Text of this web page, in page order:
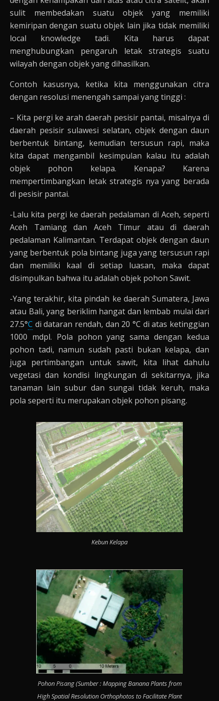
sulit membedakan suatu objek yang memiliki
kemiripan dengan suatu objek lain jika tidak memiliki
local knowledge tadi. Kita harus dapat
menghubungkan pengaruh letak strategis suatu
wilayah dengan objek yang dihasilkan.
Contoh kasusnya, ketika kita menggunakan citra
dengan resolusi menengah sampai yang tinggi :
– Kita pergi ke arah daerah pesisir pantai, misalnya di
daerah pesisir sulawesi selatan, objek dengan daun
berbentuk bintang, kemudian tersusun rapi, maka
kita dapat mengambil kesimpulan kalau itu adalah
objek pohon kelapa. Kenapa? Karena
mempertimbangkan letak strategis nya yang berada
di pesisir pantai.
-Lalu kita pergi ke daerah pedalaman di Aceh, seperti
Aceh Tamiang dan Aceh Timur atau di daerah
pedalaman Kalimantan. Terdapat objek dengan daun
yang berbentuk pola bintang juga yang tersusun rapi
dan memiliki kaal di setiap luasan, maka dapat
disimpulkan bahwa itu adalah objek pohon Sawit.
-Yang terakhir, kita pindah ke daerah Sumatera, Jawa
atau Bali, yang beriklim hangat dan lembab mulai dari
27.5°C di dataran rendah, dan 20 °C di atas ketinggian
1000 mdpl. Pola pohon yang sama dengan kedua
pohon tadi, namun sudah pasti bukan kelapa, dan
juga pertimbangan untuk sawit, kita lihat dahulu
vegetasi dan kondisi lingkungan di sekitarnya, jika
tanaman lain subur dan sungai tidak keruh, maka
pola seperti itu merupakan objek pohon pisang.
Kebun Kelapa
Pohon Pisang (Sumber : Mapping Banana Plants from
High Spatial Resolution Orthophotos to Facilitate Plant